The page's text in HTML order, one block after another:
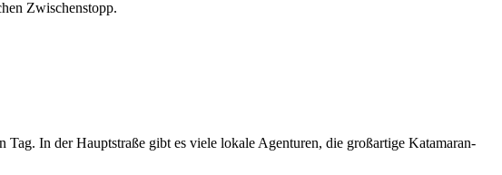
Zwischenstopp.
In der Hauptstraße gibt es viele lokale Agenturen, die großartige Katamaran-